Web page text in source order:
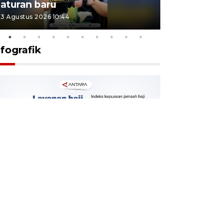
aturan baru
3 Agustus 2026 10:44